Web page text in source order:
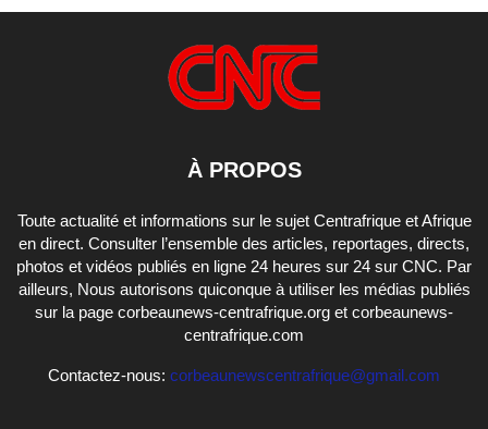
À PROPOS
Toute actualité et informations sur le sujet Centrafrique et Afrique
en direct. Consulter l’ensemble des articles, reportages, directs,
photos et vidéos publiés en ligne 24 heures sur 24 sur CNC. Par
ailleurs, Nous autorisons quiconque à utiliser les médias publiés
sur la page corbeaunews-centrafrique.org et corbeaunews-
centrafrique.com
Contactez-nous: corbeaunewscentrafrique@gmail.com